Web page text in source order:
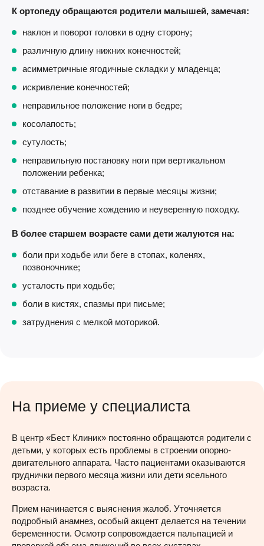
К ортопеду обращаются родители малышей, замечая:
наклон и поворот головки в одну сторону;
различную длину нижних конечностей;
асимметричные ягодичные складки у младенца;
искривление конечностей;
неправильное положение ноги в бедре;
косолапость;
сутулость;
неправильную постановку ноги при вертикальном
положении ребенка;
отставание в развитии в первые месяцы жизни;
позднее обучение хождению и неуверенную походку.
В более старшем возрасте сами дети жалуются на:
боли при ходьбе или беге в стопах, коленях,
позвоночнике;
усталость при ходьбе;
боли в кистях, спазмы при письме;
затруднения с мелкой моторикой.
На приеме у специалиста
В центр «Бест Клиник» постоянно обращаются родители с
детьми, у которых есть проблемы в строении опорно-
двигательного аппарата. Часто пациентами оказываются
груднички первого месяца жизни или дети ясельного
возраста.
Прием начинается с выяснения жалоб. Уточняется
подробный анамнез, особый акцент делается на течении
беременности. Осмотр сопровождается пальпацией и